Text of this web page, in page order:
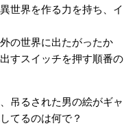
世界を作る力を持ち、イ
の世界に出たがったか
すスイッチを押す順番の
吊るされた男の絵がギャ
てるのは何で？